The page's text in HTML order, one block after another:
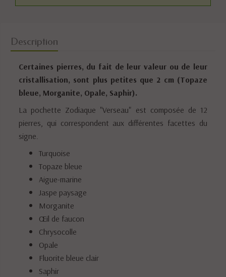
Description
Certaines pierres, du fait de leur valeur ou de leur
cristallisation, sont plus petites que 2 cm (Topaze
bleue, Morganite, Opale, Saphir).
La pochette Zodiaque "Verseau" est composée de 12
pierres, qui correspondent aux différentes facettes du
signe.
Turquoise
Topaze bleue
Aigue-marine
Jaspe paysage
Morganite
Œil de faucon
Chrysocolle
Opale
Fluorite bleue clair
Saphir